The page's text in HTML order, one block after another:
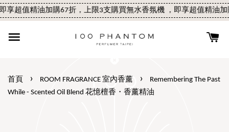
超值精油加購67折，上限3支購買無水香氛機 ，即享超值精油加
首頁 › ROOM FRAGRANCE 室內香薰 ›
Remembering The Past
While - Scented Oil Blend 花憶檀香・香薰精油